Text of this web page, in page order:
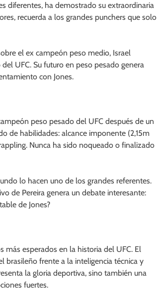
diferentes, ha demostrado su extraordinaria
recuerda a los grandes punchers que solo
el ex campeón peso medio, Israel
UFC. Su futuro en peso pesado genera
con Jones.
peso pesado del UFC después de un
de habilidades: alcance imponente (2,15m
Nunca ha sido noqueado o finalizado
lo hacen uno de los grandes referentes.
de Pereira genera un debate interesante:
de Jones?
más esperados en la historia del UFC. El
brasileño frente a la inteligencia técnica y
la gloria deportiva, sino también una
fuertes.